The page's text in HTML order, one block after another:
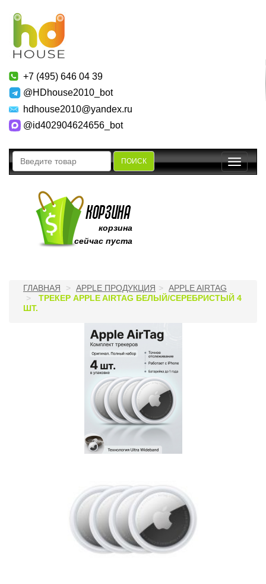
+7 (495) 646 04 39
@HDhouse2010_bot
hdhouse2010@yandex.ru
@id402904624656_bot
ПОИСК
Toggle
корзина
сейчас пуста
ГЛАВНАЯ APPLE ПРОДУКЦИЯ
APPLE AIRTAG
ТРЕКЕР APPLE AIRTAG БЕЛЫЙ/СЕРЕБРИСТЫЙ 4
ШТ.